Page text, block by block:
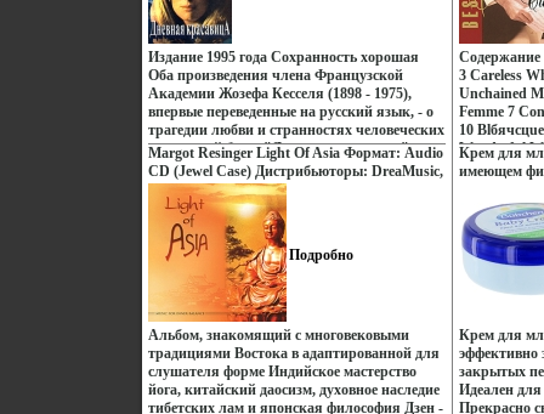
Издание 1995 года Сохранность хорошая
Оба произведения члена Французской
Академии Жозефа Кесселя (1898 - 1975),
впервые переведенные на русский язык, - о
трагедии любви и странностях человеческих
отношений бячга"Дневная красавица"
обрела вторую жизнь благодаря знаменитой
экранизации романа, которую осуществил
кинорежиссер Луис Бунюэль Перевод с
французского С С Семеновой Автор Жозеф
Кессель Joseph Kessel.
Margot Resinger Light Of Asia Формат: Audio
CD (Jewel Case) Дистрибьюторы: DreaMusic,
Правительство звука Россия Лицензионные
товары Характеристики аудионосителей
2009 г Сборник: Российское издание инфо
13199z.
Подробно
Альбом, знакомящий с многовековыми
традициями Востока в адаптированной для
слушателя форме Индийское мастерство
йога, китайский даосизм, духовное наследие
тибетских лам и японская философия Дзен -
Содержание
3 Careless
Unchained
Femme 7
10
Wonderful
Memory 15
Silence 17
Takes It All
Clayderman.
Крем для
имеющем
Крем для
эффективно
закрытых
Идеален
Прекрасно